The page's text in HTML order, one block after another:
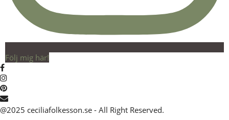
Följ mig här!
@2025 ceciliafolkesson.se - All Right Reserved.